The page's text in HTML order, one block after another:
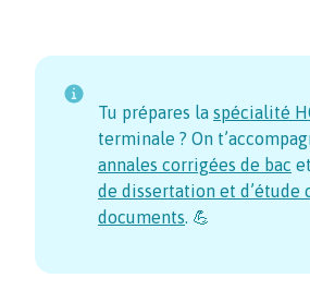
Tu prépares la spécialité
terminale ? On
annales corrigées de bac
de dissertation et d’étude
documents. 💪